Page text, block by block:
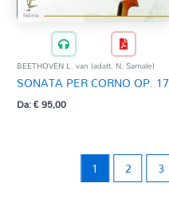
BEETHOVEN L. van (adatt. N. Samale)
SONATA PER CORNO OP. 17
Da:€95,00
1 2 3